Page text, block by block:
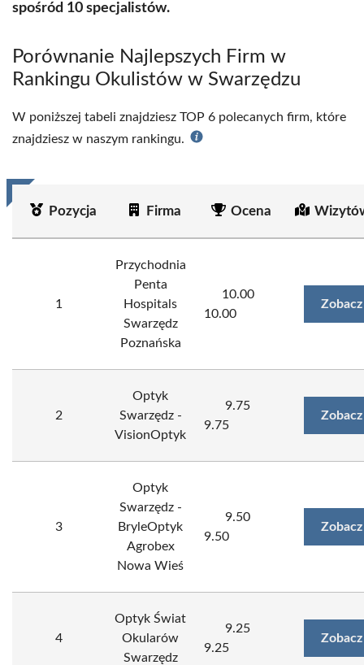
spośród 10 specjalistów.
Porównanie Najlepszych Firm w
Rankingu Okulistów w Swarzędzu
W poniższej tabeli znajdziesz TOP 6 polecanych firm, które
znajdziesz w naszym rankingu.
Pozycja Firma Ocena
1
Przychodnia
Penta
Hospitals
Swarzędz
Poznańska
10.00
10.00
2
Optyk
Swarzędz -
VisionOptyk
9.75
9.75
3
Optyk
Swarzędz -
BryleOptyk
Agrobex
Nowa Wieś
9.50
9.50
4
Optyk Świat
Okularów
Swarzędz
9.25
9.25